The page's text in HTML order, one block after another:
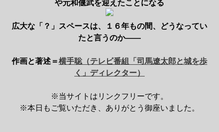
や元和偃武を迎えたことになる
広大な「？」スペースは、１６年もの間、どうなってい
たと言うのか――
作画と著述＝横手聡（テレビ番組「司馬遼太郎と城を歩
く」ディレクター）
※当サイトはリンクフリーです。
※本日もご覧いただき、ありがとう御座いました。